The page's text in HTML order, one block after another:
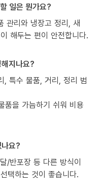
일은 뭔가요?
관리와 냉장고 정리, 새
해두는 편이 안전합니다.
지나요?
, 특수 물품, 거리, 정리 범
품을 가늠하기 쉬워 비용
요?
/반포장 등 다른 방식이
택하는 것이 좋습니다.